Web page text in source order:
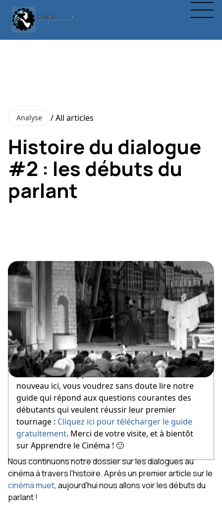
Analyse / All articles
Histoire du dialogue
#2 : les débuts du
parlant
October 13, 2015
Bienvenue sur Apprendre le Cinéma ! Si vous êtes
nouveau ici, vous voudrez sans doute lire notre
guide qui répond aux questions courantes des
débutants qui veulent réussir leur premier
tournage : Cliquez ici pour télécharger le guide
gratuitement. Merci de votre visite, et à bientôt
sur Apprendre le Cinéma ! 🙂
Nous continuons notre dossier sur les dialogues au
cinéma à travers l'histoire. Après un premier article sur le
cinéma muet, aujourd'hui nous allons voir les débuts du
parlant !